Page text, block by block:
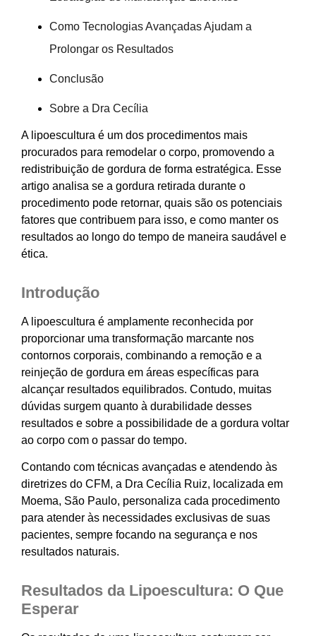
Como Tecnologias Avançadas Ajudam a
Prolongar os Resultados
Conclusão
Sobre a Dra Cecília
A lipoescultura é um dos procedimentos mais
procurados para remodelar o corpo, promovendo a
redistribuição de gordura de forma estratégica. Esse
artigo analisa se a gordura retirada durante o
procedimento pode retornar, quais são os potenciais
fatores que contribuem para isso, e como manter os
resultados ao longo do tempo de maneira saudável e
ética.
Introdução
A lipoescultura é amplamente reconhecida por
proporcionar uma transformação marcante nos
contornos corporais, combinando a remoção e a
reinjeção de gordura em áreas específicas para
alcançar resultados equilibrados. Contudo, muitas
dúvidas surgem quanto à durabilidade desses
resultados e sobre a possibilidade de a gordura voltar
ao corpo com o passar do tempo.
Contando com técnicas avançadas e atendendo às
diretrizes do CFM, a Dra Cecília Ruiz, localizada em
Moema, São Paulo, personaliza cada procedimento
para atender às necessidades exclusivas de suas
pacientes, sempre focando na segurança e nos
resultados naturais.
Resultados da Lipoescultura: O Que
Esperar